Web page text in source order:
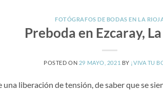
FOTÓGRAFOS DE BODAS EN LA
Preboda en Ezcaray,
POSTED ON 29 MAYO, 2021 BY ¡VIVA TU
una liberación de tensión, de saber que se